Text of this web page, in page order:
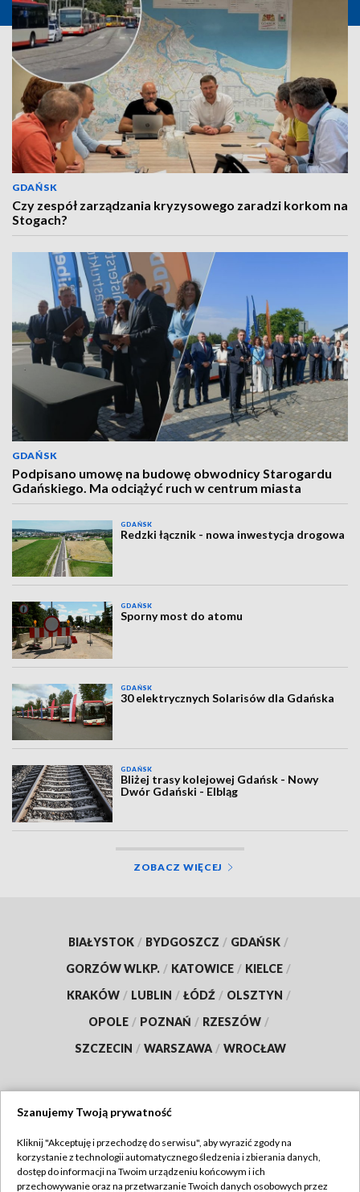
GDAŃSK
Czy zespół zarządzania kryzysowego zaradzi korkom na
Stogach?
GDAŃSK
Podpisano umowę na budowę obwodnicy Starogardu
Gdańskiego. Ma odciążyć ruch w centrum miasta
GDAŃSK
Redzki łącznik - nowa inwestycja drogowa
GDAŃSK
Sporny most do atomu
GDAŃSK
30 elektrycznych Solarisów dla Gdańska
GDAŃSK
Bliżej trasy kolejowej Gdańsk - Nowy
Dwór Gdański - Elbląg
ZOBACZ WIĘCEJ
BIAŁYSTOK / BYDGOSZCZ / GDAŃSK /
GORZÓW WLKP. / KATOWICE / KIELCE /
KRAKÓW / LUBLIN / ŁÓDŹ / OLSZTYN /
OPOLE / POZNAŃ / RZESZÓW /
SZCZECIN / WARSZAWA / WROCŁAW
TVP
Abonament TVP
Szanujemy Twoją prywatność
Kliknij "Akceptuję i przechodzę do serwisu", aby wyrazić zgody na
korzystanie z technologii automatycznego śledzenia i zbierania danych,
dostęp do informacji na Twoim urządzeniu końcowym i ich
przechowywanie oraz na przetwarzanie Twoich danych osobowych przez